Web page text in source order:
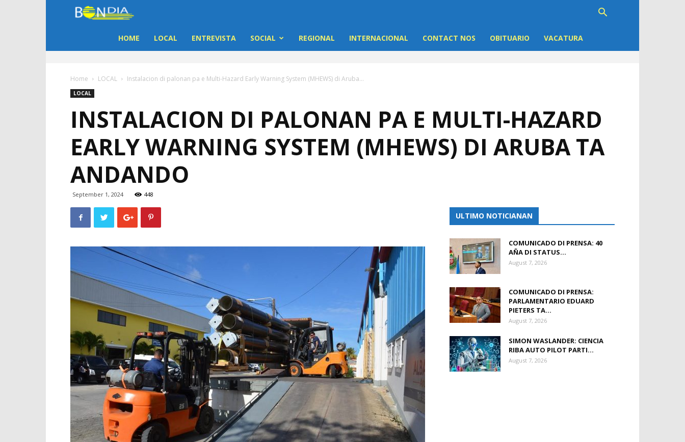
Dia
Noticia
di
Aruba
HOME LOCAL ENTREVISTA SOCIAL REGIONAL INTERNACIONAL CONTACT NOS OBITUARIO VACATURA
Home LOCAL Instalacion di palonan pa e Multi-Hazard Early Warning System (MHEWS) di Aruba...
LOCAL
INSTALACION DI PALONAN PA E MULTI-HAZARD
EARLY WARNING SYSTEM (MHEWS) DI ARUBA TA
ANDANDO
September 1, 2024 448
ULTIMO NOTICIANAN
COMUNICADO DI PRENSA: 40
AÑA DI STATUS...
August 7, 2026
COMUNICADO DI PRENSA:
PARLAMENTARIO EDUARD
PIETERS TA...
August 7, 2026
SIMON WASLANDER: CIENCIA
RIBA AUTO PILOT PARTI...
August 7, 2026